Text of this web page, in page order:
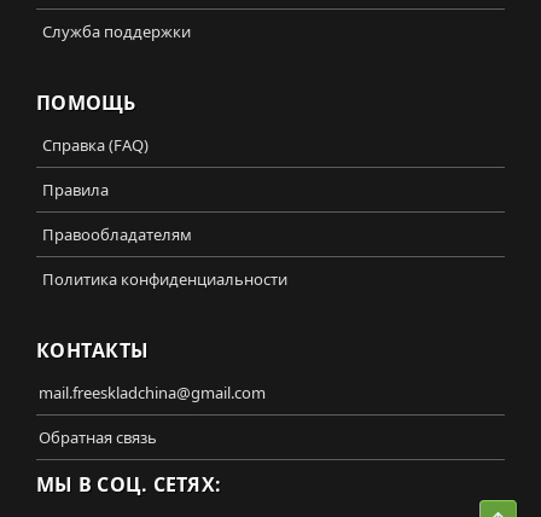
Служба поддержки
ПОМОЩЬ
Справка (FAQ)
Правила
Правообладателям
Политика конфиденциальности
КОНТАКТЫ
mail.freeskladchina@gmail.com
Обратная связь
МЫ В СОЦ. СЕТЯХ: